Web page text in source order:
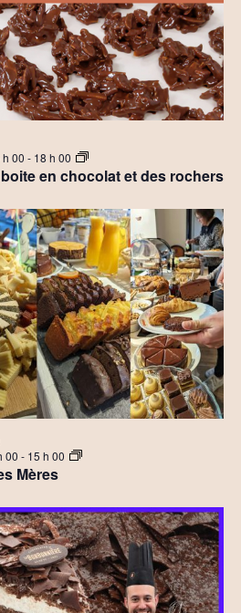
en chocolat et des rochers
h 00 - 18 h 00
Mères
00 - 15 h 00